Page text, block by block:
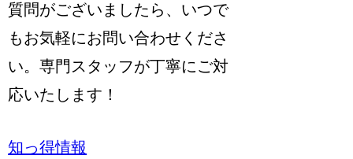
質問がございましたら、いつで
もお気軽にお問い合わせくださ
い。専門スタッフが丁寧にご対
応いたします！
知っ得情報